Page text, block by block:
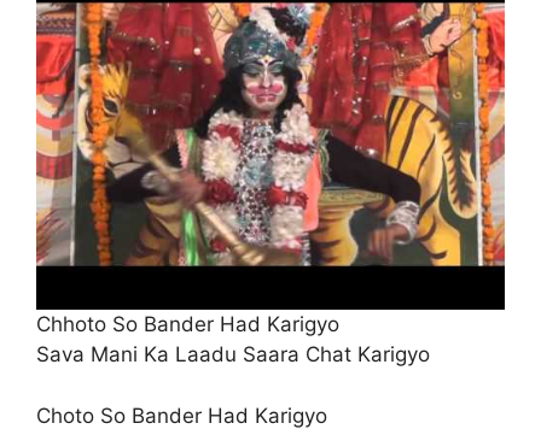
Chhoto So Bander Had Karigyo
Sava Mani Ka Laadu Saara Chat Karigyo
Choto So Bander Had Karigyo